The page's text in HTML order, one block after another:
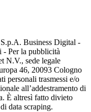
Business Digital -
- Per la pubblicità
N.V., sede legale
46, 20093 Cologno
personali trasmessi e/o
all’addestramento di
È altresì fatto divieto
data scraping.